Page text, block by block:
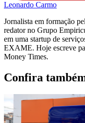
Leonardo Carmo
Jornalista em formação
redator no Grupo
em uma startup de
EXAME. Hoje escreve
Money Times.
Confira